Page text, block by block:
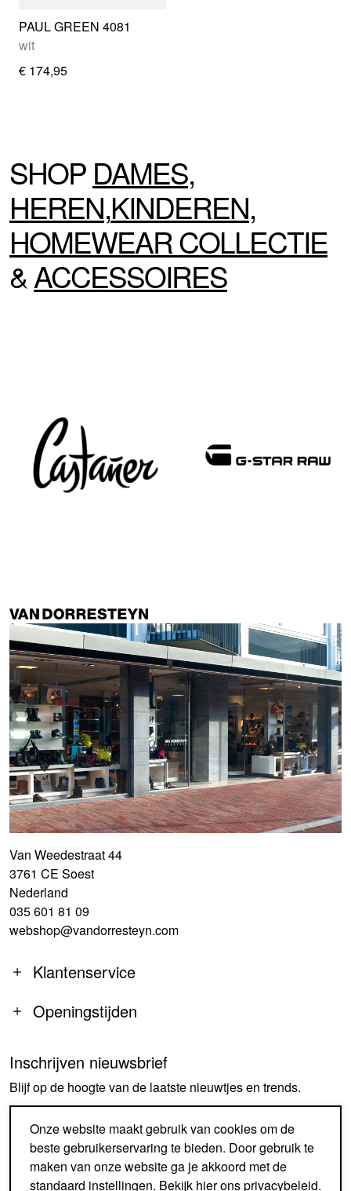
PAUL GREEN 4081
wit
€ 174,95
SHOP DAMES,
HEREN,KINDEREN,
HOMEWEARCOLLECTIE
&ACCESSOIRES
Van Weedestraat 44
3761 CE Soest
Nederland
035 601 81 09
webshop@vandorresteyn.com
Klantenservice
Openingstijden
MA
14:00-18:00
DI-DO
09:30-18:00
ZA
09:30-17:00
ZO
GESLOTEN
Inschrijven nieuwsbrief
Blijf op de hoogte van de laatste nieuwtjes en trends.
AANMELDEN
Onze website maakt gebruik van cookies om de
beste gebruikerservaring te bieden. Door gebruik te
maken van onze website ga je akkoord met de
standaard instellingen. Bekijk hierons privacybeleid.